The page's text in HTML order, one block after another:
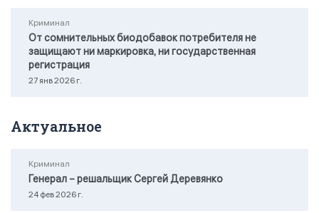
Криминал
От сомнительных биодобавок потребителя не
защищают ни маркировка, ни государственная
регистрация
27 янв 2026 г.
Актуальное
Криминал
Генерал – решальщик Сергей Деревянко
24 фев 2026 г.